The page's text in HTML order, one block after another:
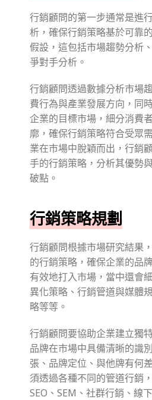
行銷顧問的第一步通常是進
析，確保行銷策略基於可靠
假設，這包括市場趨勢分析
爭對手分析。
行銷顧問透過數據分析市場
費行為與產業發展方向，同
企業的目標市場，細分消費
廓，確保行銷策略符合受眾
業在市場中脫穎而出，行銷
手的行銷策略，分析其優勢
破點。
行銷策略規劃
行銷顧問根據市場研究結果
的行銷策略，確保企業的品
有效地打入市場，當中還會
異化策略、行銷管道與媒體
略等等。
行銷顧問要協助企業建立獨
品牌在市場中具備清晰的識
張、品牌定位、與他牌有何
須透過各種不同的管道行銷
SEO、SEM、社群行銷、線